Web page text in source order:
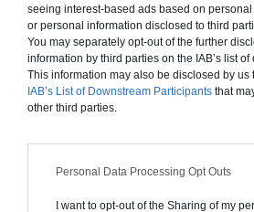
seeing interest-based ads based on
or personal information disclosed to third
You may separately opt-out of the further
information by third parties on the IAB’s list
This information may also be disclosed by us
IAB’s List of Downstream Participants that
other third parties.
Personal Data Processing Opt Outs
I want to opt-out of the Sharing of my
112.41m²
3
2
Plan 3D